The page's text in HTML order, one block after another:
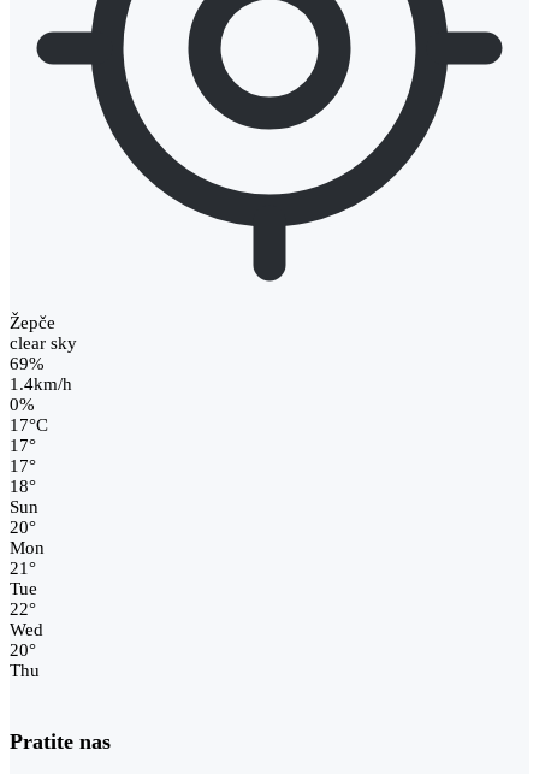
Žepče
clear sky
69%
1.4km/h
0%
17°C
17°
17°
18°
Sun
20°
Mon
21°
Tue
22°
Wed
20°
Thu
Pratite nas